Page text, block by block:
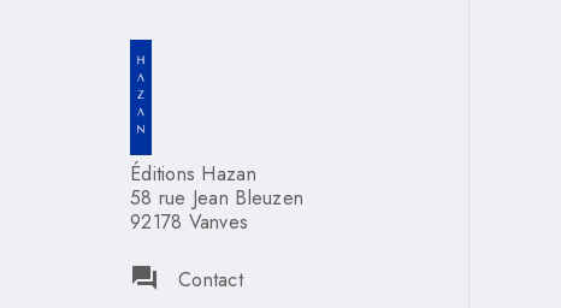
Éditions Hazan
58 rue Jean Bleuzen
92178 Vanves
question_answer Contact